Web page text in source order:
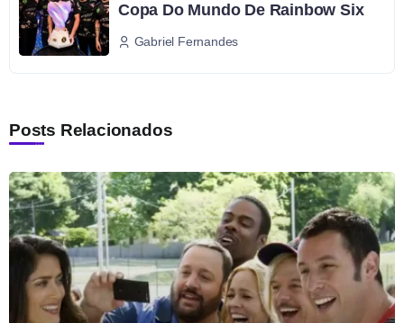
Copa Do Mundo De Rainbow Six
Gabriel Fernandes
Posts Relacionados